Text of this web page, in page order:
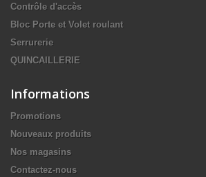
Contrôle d'accès
Bloc Porte et Volet roulant
Serrurerie
QUINCAILLERIE
Informations
Promotions
Nouveaux produits
Nos magasins
Contactez-nous